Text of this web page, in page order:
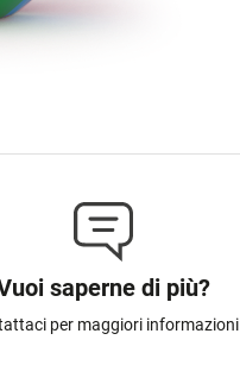
saperne di più?
per maggiori informazioni